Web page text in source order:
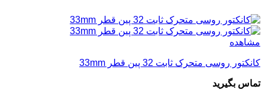
مشاهده
کانکتور روسی متحرک ثابت 32 پین قطر 33mm
تماس بگیرید